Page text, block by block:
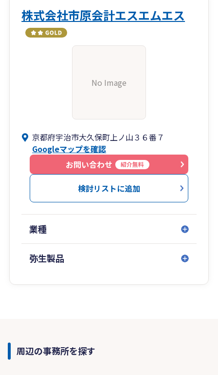
株式会社市原会計エスエムエス
No Image
京都府宇治市大久保町上ノ山３６番７
Googleマップを確認
お問い合わせ
紹介無料
検討リストに追加
業種
弥生製品
周辺の事務所を探す